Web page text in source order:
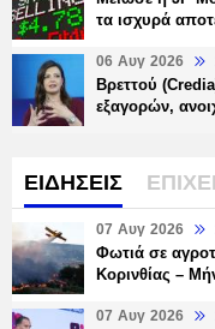
τα ισχυρά
06 Αυγ 2026
Βρεττού
εξαγορών,
ΕΙΔΗΣΕΙΣ
07 Αυγ 2026
Φωτιά σε
Κορινθίας –
07 Αυγ 2026